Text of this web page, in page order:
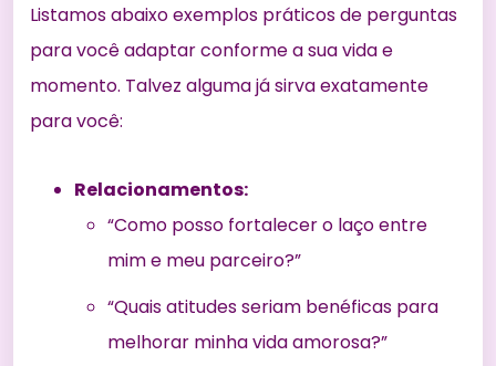
Listamos abaixo exemplos práticos de perguntas
para você adaptar conforme a sua vida e
momento. Talvez alguma já sirva exatamente
para você:
Relacionamentos:
“Como posso fortalecer o laço entre
mim e meu parceiro?”
“Quais atitudes seriam benéficas para
melhorar minha vida amorosa?”